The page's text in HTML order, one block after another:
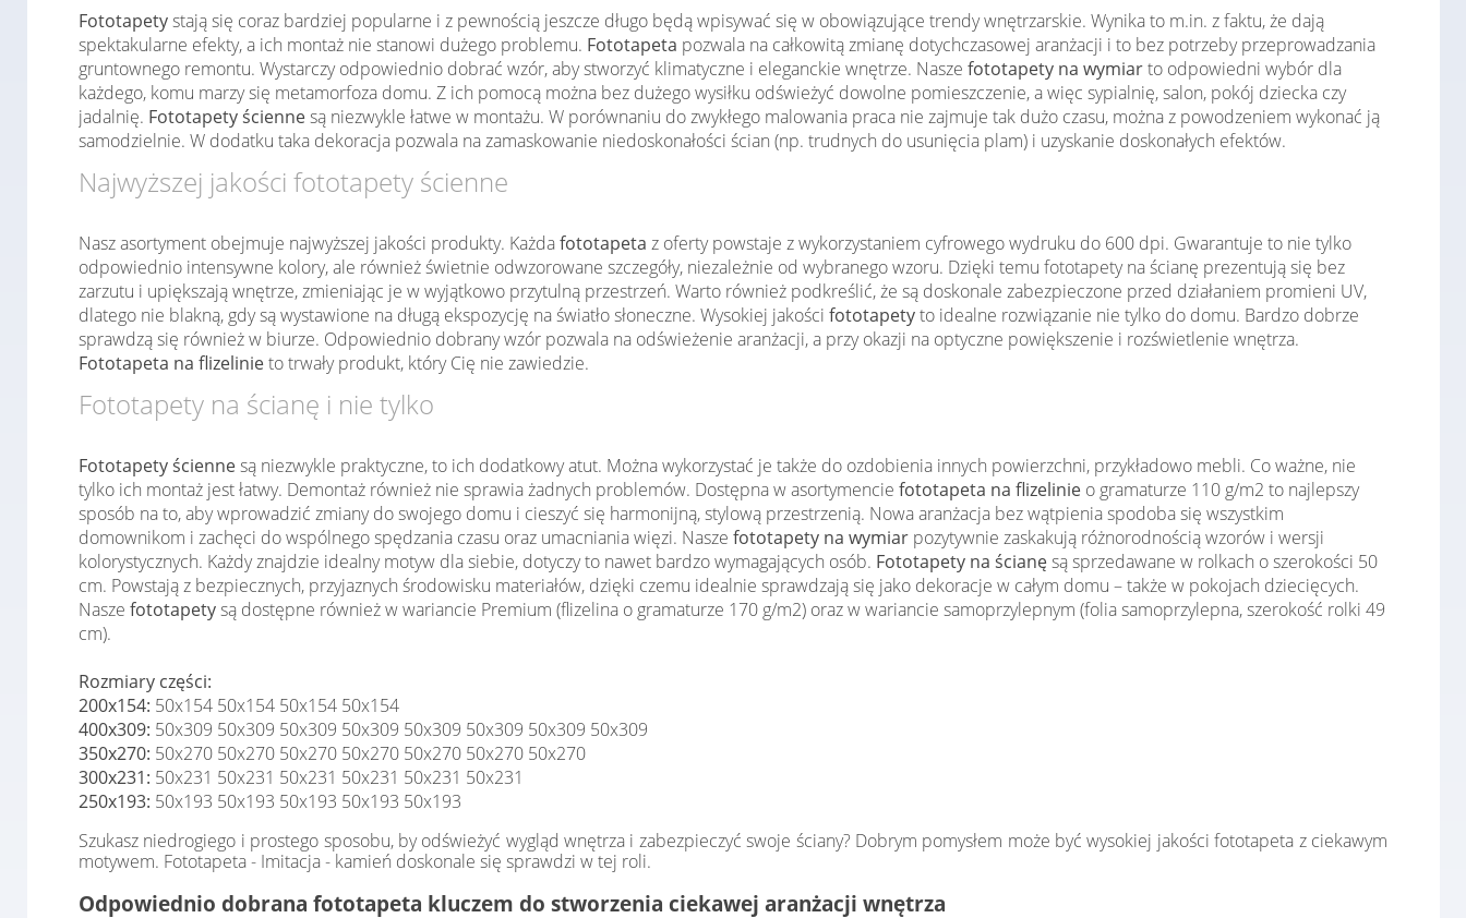
Fototapetystają się coraz bardziej popularne i z pewnością jeszcze długo będą wpisywać się w obowiązujące trendy wnętrzarskie. Wynika to m.in. z faktu, że dają
spektakularne efekty, a ich montaż nie stanowi dużego problemu. Fototapeta pozwala na całkowitą zmianę dotychczasowej aranżacji i to bez potrzeby przeprowadzania
gruntownego remontu. Wystarczy odpowiednio dobrać wzór, aby stworzyć klimatyczne i eleganckie wnętrze. Nasze fototapety na wymiarto odpowiedni wybór dla
każdego, komu marzy się metamorfoza domu. Z ich pomocą można bez dużego wysiłku odświeżyć dowolne pomieszczenie, a więc sypialnię, salon, pokój dziecka czy
jadalnię. Fototapety ściennesą niezwykle łatwe w montażu. W porównaniu do zwykłego malowania praca nie zajmuje tak dużo czasu, można z powodzeniem wykonać ją
samodzielnie. W dodatku taka dekoracja pozwala na zamaskowanie niedoskonałości ścian (np. trudnych do usunięcia plam) i uzyskanie doskonałych efektów.
Najwyższej jakości fototapety ścienne
Nasz asortyment obejmuje najwyższej jakości produkty. Każdafototapeta z oferty powstaje z wykorzystaniem cyfrowego wydruku do 600 dpi. Gwarantuje to nie tylko
odpowiednio intensywne kolory, ale również świetnie odwzorowane szczegóły, niezależnie od wybranego wzoru. Dzięki temu fototapety na ścianę prezentują się bez
zarzutu i upiększają wnętrze, zmieniając je w wyjątkowo przytulną przestrzeń. Warto również podkreślić, że są doskonale zabezpieczone przed działaniem promieni UV,
dlatego nie blakną, gdy są wystawione na długą ekspozycję na światło słoneczne. Wysokiej jakości fototapetyto idealne rozwiązanie nie tylko do domu. Bardzo dobrze
sprawdzą się również w biurze. Odpowiednio dobrany wzór pozwala na odświeżenie aranżacji, a przy okazji na optyczne powiększenie i rozświetlenie wnętrza.
Fototapeta na flizelinieto trwały produkt, który Cię nie zawiedzie.
Fototapety na ścianę i nie tylko
Fototapety ściennesą niezwykle praktyczne, to ich dodatkowy atut. Można wykorzystać je także do ozdobienia innych powierzchni, przykładowo mebli. Co ważne, nie
tylko ich montaż jest łatwy. Demontaż również nie sprawia żadnych problemów. Dostępna w asortymencie fototapeta na flizelinie o gramaturze 110 g/m2 to najlepszy
sposób na to, aby wprowadzić zmiany do swojego domu i cieszyć się harmonijną, stylową przestrzenią. Nowa aranżacja bez wątpienia spodoba się wszystkim
domownikom i zachęci do wspólnego spędzania czasu oraz umacniania więzi. Nasze fototapety na wymiar pozytywnie zaskakują różnorodnością wzorów i wersji
kolorystycznych. Każdy znajdzie idealny motyw dla siebie, dotyczy to nawet bardzo wymagających osób. Fototapety na ścianęsą sprzedawane w rolkach o szerokości 50
cm. Powstają z bezpiecznych, przyjaznych środowisku materiałów, dzięki czemu idealnie sprawdzają się jako dekoracje w całym domu – także w pokojach dziecięcych.
Nasze fototapetysą dostępne również w wariancie Premium (flizelina o gramaturze 170 g/m2) oraz w wariancie samoprzylepnym (folia samoprzylepna, szerokość rolki 49
cm).
Rozmiary części:
200x154: 50x154 50x154 50x154 50x154
400x309: 50x309 50x309 50x309 50x309 50x309 50x309 50x309 50x309
350x270: 50x270 50x270 50x270 50x270 50x270 50x270 50x270
300x231: 50x231 50x231 50x231 50x231 50x231 50x231
250x193: 50x193 50x193 50x193 50x193 50x193
Szukasz niedrogiego i prostego sposobu, by odświeżyć wygląd wnętrza i zabezpieczyć swoje ściany? Dobrym pomysłem może być wysokiej jakości fototapeta z ciekawym
motywem. Fototapeta - Imitacja - kamień doskonale się sprawdzi w tej roli.
Odpowiednio dobrana fototapeta kluczem do stworzenia ciekawej aranżacji wnętrza